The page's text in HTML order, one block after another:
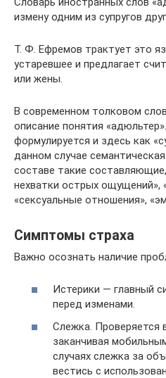
измену одним из супругов
Т. Ф. Ефремов трактует это
устаревшее и предлагает
или жены.
В современном толковом
описание понятия
формулируется и здесь как
данном случае
составе такие
нехватки острых ощущений»,
«сексуальные отношения»,
Симптомы страха
Важно осознать наличие
Истерики — главный
перед изменами.
Слежка. Проверяется
заканчивая
случаях слежка за
вестись с